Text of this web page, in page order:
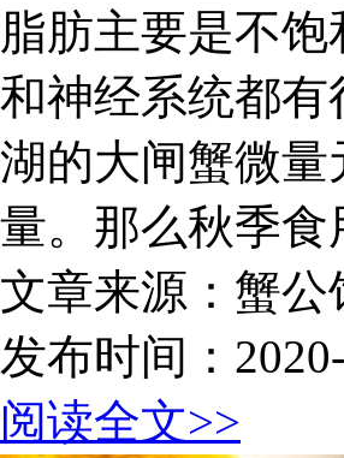
脂肪主要是不
和神经系统都
湖的大闸蟹微
量。那么秋季
文章来源：蟹公
发布时间：
阅读全文>>